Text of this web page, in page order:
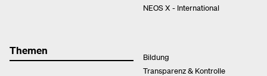
NEOS X - International
Themen
Bildung
Transparenz & Kontrolle